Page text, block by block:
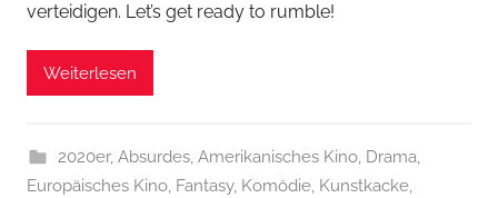
verteidigen. Let’s get ready to rumble!
Weiterlesen
2020er, Absurdes, Amerikanisches Kino, Drama,
Europäisches Kino, Fantasy, Komödie, Kunstkacke,